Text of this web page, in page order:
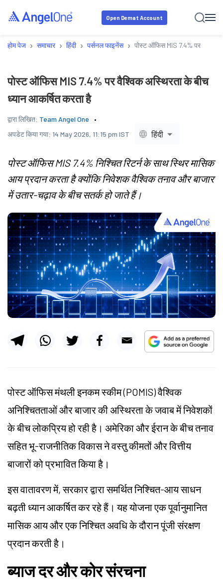
Open Demat Account
होम पेज › समाचार › हिंदी › पर्सनल फाइनेंस › पोस्ट ऑफिस MIS 7.4% पर वैश्विक
पोस्ट ऑफिस MIS 7.4% पर वैश्विक अस्थिरता के बीच
ध्यान आकर्षित करता है
द्वारा लिखित: Team Angel One
अपडेट किया गया: 14 May 2026, 11:15 pm IST हिंदी
पोस्ट ऑफिस MIS 7.4% निश्चित रिटर्न के साथ स्थिर मासिक
आय प्रदान करता है क्योंकि निवेशक वैश्विक तनाव और बाजार
में उतार-चढ़ाव के बीच सतर्क हो जाते हैं।
पोस्ट ऑफिस मंथली इनकम स्कीम (POMIS) वैश्विक
अनिश्चितताओं और बाजार की अस्थिरता के जवाब में निवेशकों
के बीच लोकप्रिय हो रही है। अमेरिका और ईरान के बीच तनाव
सहित भू-राजनीतिक विकास ने वस्तु कीमतों और वित्तीय
बाजारों को प्रभावित किया है।
इस वातावरण में, सरकार द्वारा समर्थित निश्चित-आय साधन
बढ़ती ध्यान आकर्षित कर रहे हैं। यह योजना एक पूर्वानुमानित
मासिक आय और एक निश्चित अवधि के दौरान पूंजी संरक्षण
प्रदान करती है।
ब्याज दर और कोर संरचना